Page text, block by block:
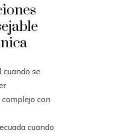
cuando se
con
cuando